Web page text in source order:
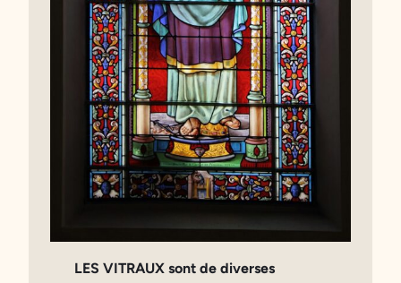
LES VITRAUXsont de diverses